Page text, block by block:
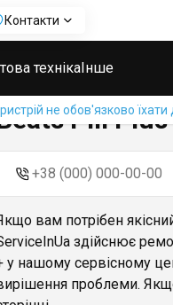
Контакти
технікаІнше
не обов'язково їхати
+
Pill Plus
вам потрібен
здійснює
у нашому сервісному
проблеми.